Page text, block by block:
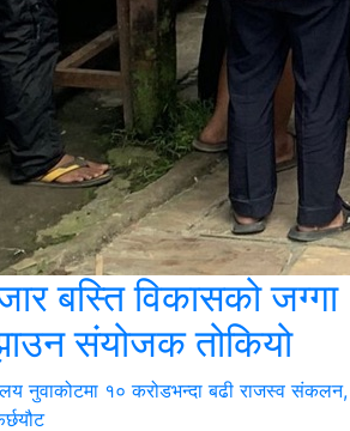
बस्ति विकासको जग्गा
संयोजक तोकियो